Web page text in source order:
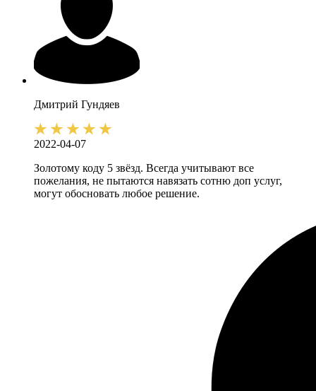
Дмитрий Гундяев
2022-04-07
Золотому коду 5 звёзд. Всегда учитывают все
пожелания, не пытаются навязать сотню доп услуг,
могут обосновать любое решение.